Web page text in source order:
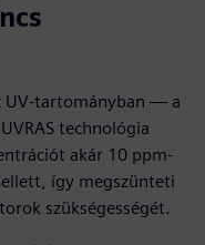
UV-tartományban — a
technológia
akár 10 ppm-
így megszünteti
szükségességét.